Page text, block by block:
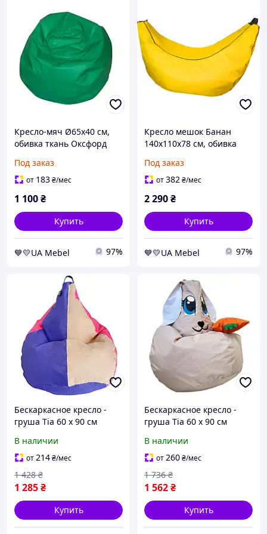
Кресло-мяч Ø65х40 см,
обивка ткань Оксфорд
ТМ)
Под заказ
от 183₴/мес
1 100₴
Купить
💙💛UA Mebel 97%
Кресло мешок Банан
140x110x78 см, обивка
(111) (Тia-sport ТМ)
Под заказ
от382₴/мес
2 290₴
Купить
💙💛UA Mebel 97%
Бескаркасное кресло -
груша Tia 60 х 90 см
В наличии
от214₴/мес
1 285₴
1 428 ₴
Купить
Бескаркасное кресло -
груша Tia 60 х 90 см
В наличии
от260₴/мес
1 562₴
1 736 ₴
Купить